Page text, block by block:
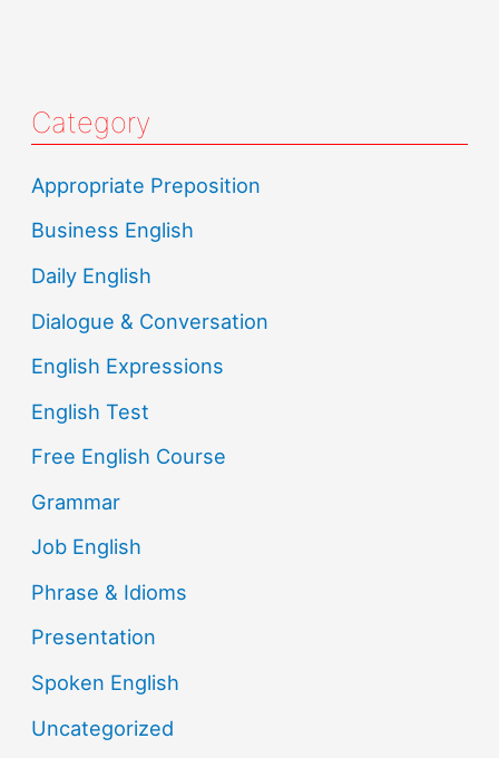
Category
Appropriate Preposition
Business English
Daily English
Dialogue & Conversation
English Expressions
English Test
Free English Course
Grammar
Job English
Phrase & Idioms
Presentation
Spoken English
Uncategorized